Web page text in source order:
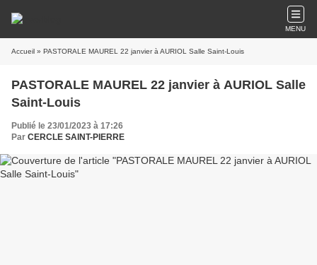
MENU
Accueil » PASTORALE MAUREL 22 janvier à AURIOL Salle Saint-Louis
PASTORALE MAUREL 22 janvier à AURIOL Salle
Saint-Louis
Publié le 23/01/2023 à 17:26
Par CERCLE SAINT-PIERRE